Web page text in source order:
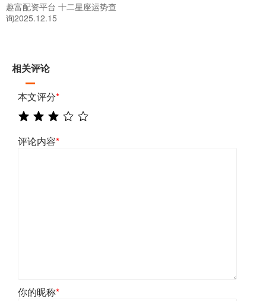
趣富配资平台 十二星座运势查
询2025.12.15
相关评论
本文评分*
评论内容*
你的昵称*